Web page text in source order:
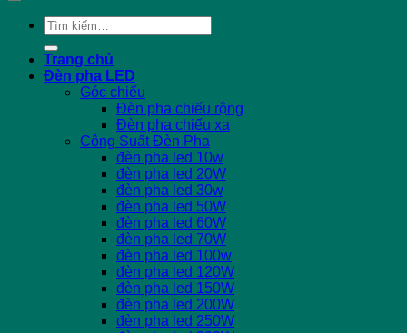
Tìm
kiếm:
Trang chủ
Đèn pha LED
Góc chiếu
Đèn pha chiếu rộng
Đèn pha chiếu xa
Công Suất Đèn Pha
đèn pha led 10w
đèn pha led 20W
đèn pha led 30w
đèn pha led 50W
đèn pha led 60W
đèn pha led 70W
đèn pha led 100w
đèn pha led 120W
đèn pha led 150W
đèn pha led 200W
đèn pha led 250W